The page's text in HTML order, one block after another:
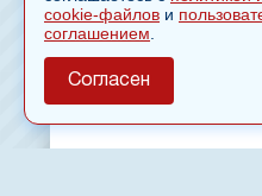
cookie-файлов и
соглашением
Согласен